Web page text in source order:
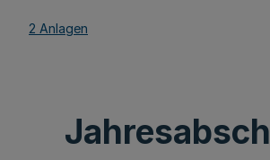
2 Anlagen